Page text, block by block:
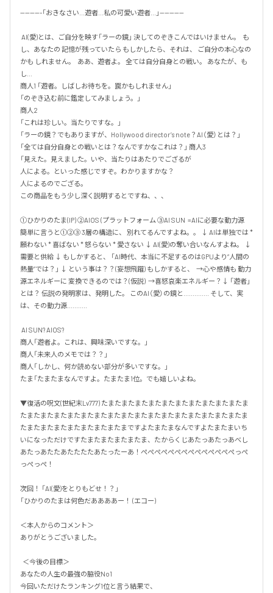
---------「おきなさい...遊者...私の可愛い遊者...」----------
し、あなたの 記憶が残っていたら もしかしたら、それは、 ご自分の本心なの
かも しれません。  ああ、遊者よ。 全ては自分自身との戦い。 あなたが、も
し...
商人1 「遊者。しばしお待ちを。罠かもしれません」
「のぞき込む前に鑑定してみましょう。」
商人2
「これは珍しい。当たりですな。」
「ラーの鏡？でもありますが、Hollywood director’s note？AI（愛）とは？」
「全ては自分自身との戦いとは？なんですかなこれは？」 商人3
「見えた。見えました。いや、当たりはあたりでござるが
人による。といった感じですぞ。わかりますかな？
人によるのでござる。
この商品をもう少し深く説明するとですね、、、
①ひかりのたま(IP) ②AIOS (プラットフォーム ③AI SUN  =AIに必要な動力源
簡単に言うと①②③ 3層の構造に、 別れてるんですよね。。 ↓ AIは単独では *
願わない * 喜ばない * 怒らない * 愛さない ↓ AI(愛)の奪い合いなんすよね。 ↓
需要と供給 ↓ もしかすると、 「AI時代、本当に不足するのはGPUより“人間の
熱量”では？」 ↓ という事は？？(妄想飛躍) もしかすると、  →心や感情も 動力
源エネルギーに 変換できるのでは？(仮説)  →喜怒哀楽エネルギー？↓ 「遊者」
とは？ 伝説の発明家は、発明した。 このAI（愛）の鏡と.............. そして、実
は、その動力源...........
商人「遊者よ。これは、興味深いですな。」
商人「未来人のメモでは？？」
商人「しかし、何か読めない部分が多いですな。」
たま「たまたまなんですよ。たまたま1位。でも嬉しいよね。
▼復活の呪文(世紀末Lv777) たまたまたまたまたまたまたまたまたまたまたま
たまたまたまたまたまたまたまたまたまたまたまたまたまたまたまたまたま
たまたまたまたまたまたまたまたまですよたまたまなんですよたまたまいち
いになっただけですたまたまたまたまたま、たからくじあたっあたっあべし
あたっあたたあたたたたあたったーあ！ぺぺぺぺぺぺぺぺぺぺぺぺぺぺっぺ
っぺっぺ！
次回！ 「AI(愛)をとりもどせ！？」
「ひかりのたまは何色だああああー！ (エコー)
＜本人からのコメント＞
ありがとうございました。
あなたの人生の最強の脇役No1
今回いただけたランキング1位と言う結果で、